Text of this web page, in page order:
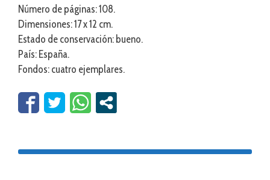
Número de páginas: 108.
Dimensiones: 17 x 12 cm.
Estado de conservación: bueno.
País: España.
Fondos: cuatro ejemplares.